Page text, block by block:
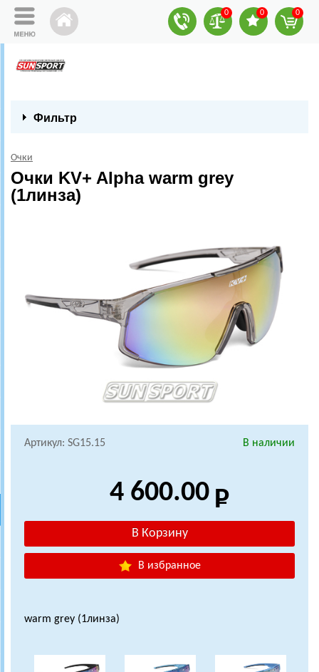
0 0 0
Фильтр
Очки
Очки KV+ Alpha warm grey
(1линза)
Артикул: SG15.15 В наличии
4 600.00
В избранное
warm grey (1линза)